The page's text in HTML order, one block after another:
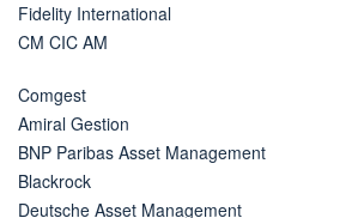
Fidelity International
CM CIC AM
Comgest
Amiral Gestion
BNP Paribas Asset Management
Blackrock
Deutsche Asset Management